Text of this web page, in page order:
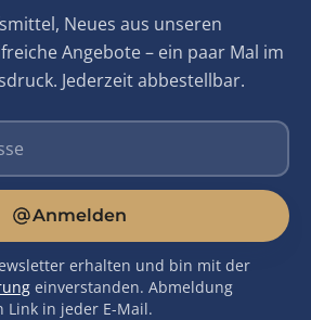
Neues aus unseren
Angebote – ein paar Mal im
Jederzeit abbestellbar.
Anmelden
erhalten und bin mit der
einverstanden. Abmeldung
Link in jeder E-Mail.